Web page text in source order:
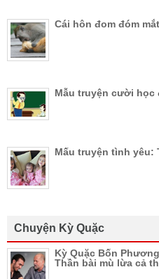
Cái hôn đom đóm
Mẫu truyện cười
Mấu truyện tình yêu:
Chuyện Kỳ Quặc
Kỳ Quặc Bốn
Thần bài mù lừa cả